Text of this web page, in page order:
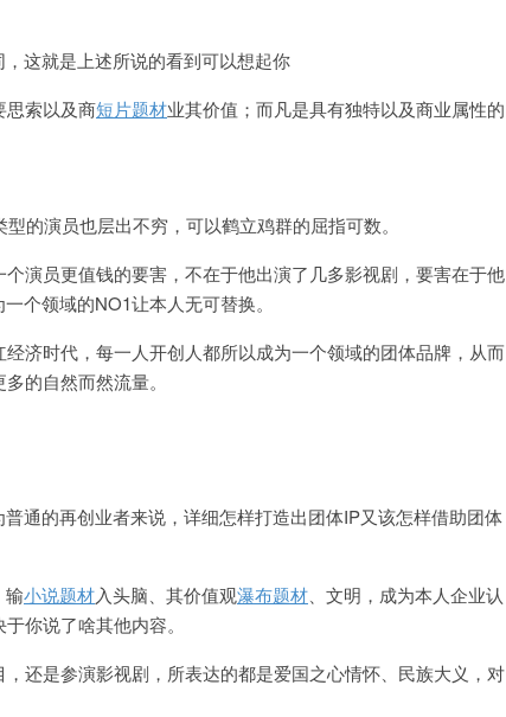
这就是上述所说的看到可以想起你
思索以及商短片题材业其价值；而凡是具有独特以及商业属性的
的演员也层出不穷，可以鹤立鸡群的屈指可数。
演员更值钱的要害，不在于他出演了几多影视剧，要害在于他
个领域的NO1让本人无可替换。
济时代，每一人开创人都所以成为一个领域的团体品牌，从而
的自然而然流量。
通的再创业者来说，详细怎样打造出团体IP又该怎样借助团体
输小说题材入头脑、其价值观瀑布题材 、文明，成为本人企业认
你说了啥其他内容。
，还是参演影视剧，所表达的都是爱国之心情怀、民族大义，对